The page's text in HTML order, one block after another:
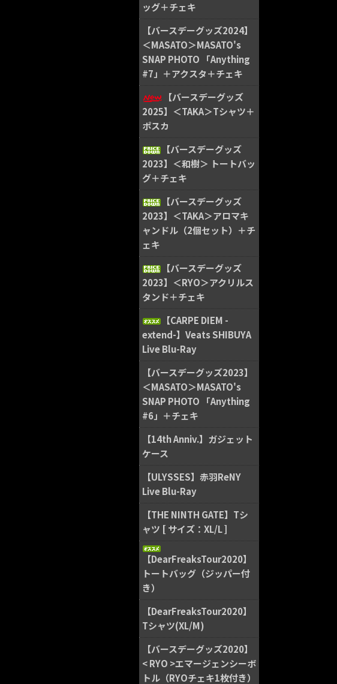
ッグ＋チェキ
【バースデーグッズ2024】
＜MASATO＞MASATO's
SNAP PHOTO 「Anything
#7」＋アクスタ＋チェキ
【バースデーグッズ
2025】＜TAKA＞Tシャツ＋
ポスカ
【バースデーグッズ
2023】＜和樹＞ トートバッ
グ＋チェキ
【バースデーグッズ
2023】＜TAKA＞アロマキ
ャンドル（2個セット）＋チ
ェキ
【バースデーグッズ
2023】＜RYO＞アクリルス
タンド＋チェキ
【CARPE DIEM -
extend-】Veats SHIBUYA
Live Blu-Ray
【バースデーグッズ2023】
＜MASATO＞MASATO's
SNAP PHOTO 「Anything
#6」＋チェキ
【14th Anniv.】ガジェット
ケース
【ULYSSES】赤羽ReNY
Live Blu-Ray
【THE NINTH GATE】Tシ
ャツ [ サイズ：XL/L ]
【DearFreaksTour2020】
トートバッグ（ジッパー付
き）
【DearFreaksTour2020】
Tシャツ(XL/M)
【バースデーグッズ2020】
< RYO >エマージェンシーボ
トル（RYOチェキ1枚付き）